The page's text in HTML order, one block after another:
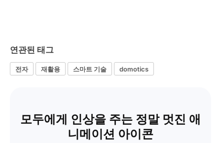
연관된 태그
전자 재활용 스마트 기술 domotics
모두에게 인상을 주는 정말 멋진 애
니메이션 아이콘